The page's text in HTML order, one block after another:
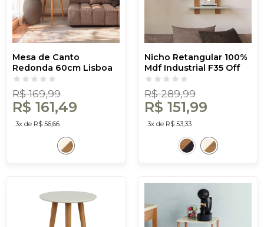
Mesa de Canto
Redonda 60cm Lisboa
Off White/Freijó - Dalla
Costa
R$ 169,99
R$ 161,49
3x de R$ 56,66
Nicho Retangular 100%
Mdf Industrial F35 Off
White/Freijó - Dalla
Costa
R$ 289,99
R$ 151,99
3x de R$ 53,33